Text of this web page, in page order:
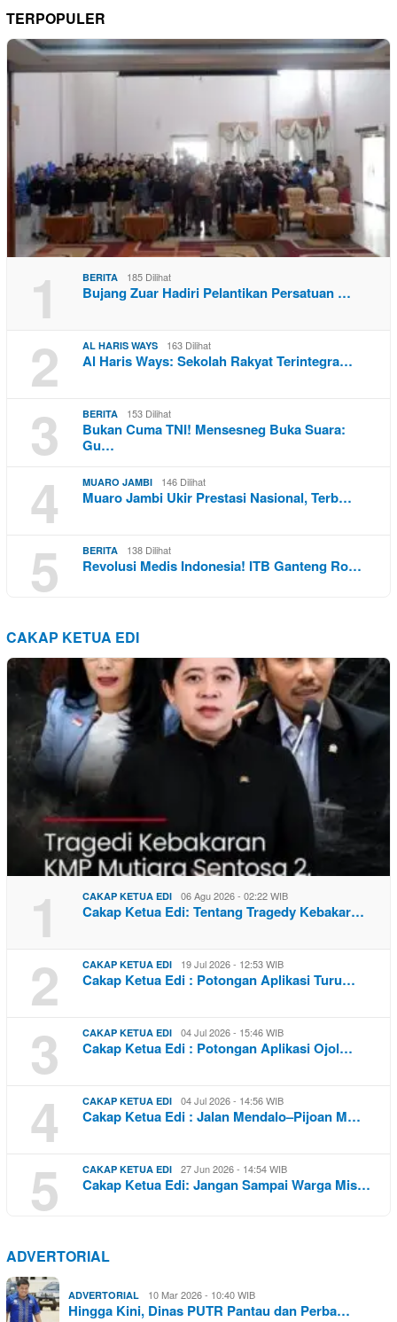
TERPOPULER
1 BERITA 185 Dilihat
Bujang Zuar Hadiri Pelantikan Persatuan …
2 AL HARIS WAYS 163 Dilihat
Al Haris Ways: Sekolah Rakyat Terintegra…
3 BERITA 153 Dilihat
Bukan Cuma TNI! Mensesneg Buka Suara:
Gu…
4 MUARO JAMBI 146 Dilihat
Muaro Jambi Ukir Prestasi Nasional, Terb…
5 BERITA 138 Dilihat
Revolusi Medis Indonesia! ITB Ganteng Ro…
CAKAP KETUA EDI
1 CAKAP KETUA EDI 06 Agu 2026 - 02:22 WIB
Cakap Ketua Edi: Tentang Tragedy Kebakar…
2 CAKAP KETUA EDI 19 Jul 2026 - 12:53 WIB
Cakap Ketua Edi : Potongan Aplikasi Turu…
3 CAKAP KETUA EDI 04 Jul 2026 - 15:46 WIB
Cakap Ketua Edi : Potongan Aplikasi Ojol…
4 CAKAP KETUA EDI 04 Jul 2026 - 14:56 WIB
Cakap Ketua Edi : Jalan Mendalo–Pijoan M…
5 CAKAP KETUA EDI 27 Jun 2026 - 14:54 WIB
Cakap Ketua Edi: Jangan Sampai Warga Mis…
ADVERTORIAL
ADVERTORIAL 10 Mar 2026 - 10:40 WIB
Hingga Kini, Dinas PUTR Pantau dan Perba…